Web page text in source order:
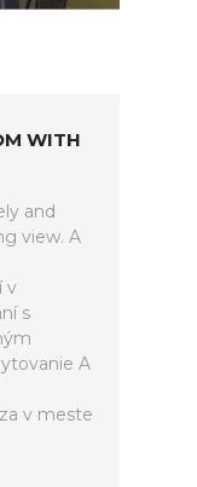
WITH
and
view. A
v
s
A
v meste